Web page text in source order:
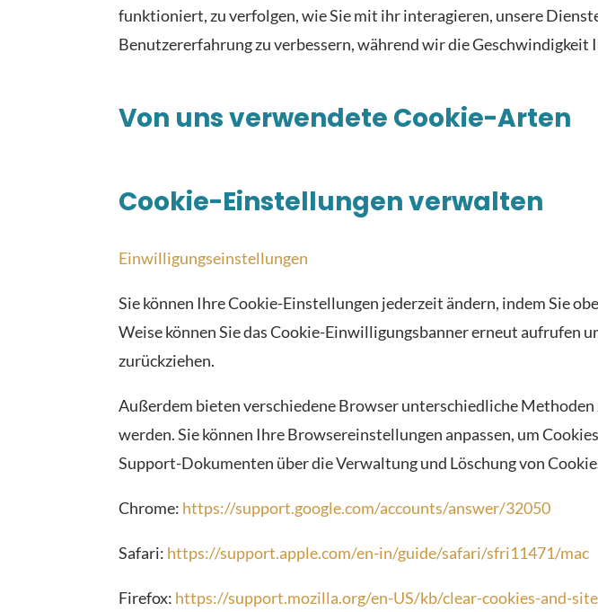
funktioniert, zu verfolgen, wie Sie mit ihr interagieren, unsere
Benutzererfahrung zu verbessern, während wir die
Von uns verwendete Cookie-Arten
Cookie-Einstellungen verwalten
Einwilligungseinstellungen
Sie können Ihre Cookie-Einstellungen jederzeit ändern, indem Sie
Weise können Sie das Cookie-Einwilligungsbanner erneut
zurückziehen.
Außerdem bieten verschiedene Browser unterschiedliche
werden. Sie können Ihre Browsereinstellungen anpassen, um
Support-Dokumenten über die Verwaltung und Löschung von
Chrome: https://support.google.com/accounts/answer/32050
Safari: https://support.apple.com/en-in/guide/safari/sfri11471/mac
Firefox: https://support.mozilla.org/en-US/kb/clear-cookies-and-